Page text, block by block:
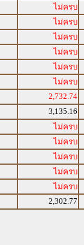
ไม่ครบ
ไม่ครบ
ไม่ครบ
ไม่ครบ
ไม่ครบ
ไม่ครบ
2,732.74
3,135.16
ไม่ครบ
ไม่ครบ
ไม่ครบ
ไม่ครบ
ไม่ครบ
2,302.77